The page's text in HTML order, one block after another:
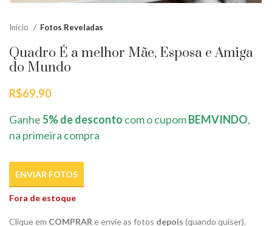
Início Fotos Reveladas
Quadro É a melhor Mãe, Esposa e Amiga
do Mundo
R$69,90
Ganhe5% de desconto com o cupomBEMVINDO,
na primeira compra
ENVIAR FOTOS
Fora de estoque
Clique em COMPRAR e envie as fotos depois (quando quiser).